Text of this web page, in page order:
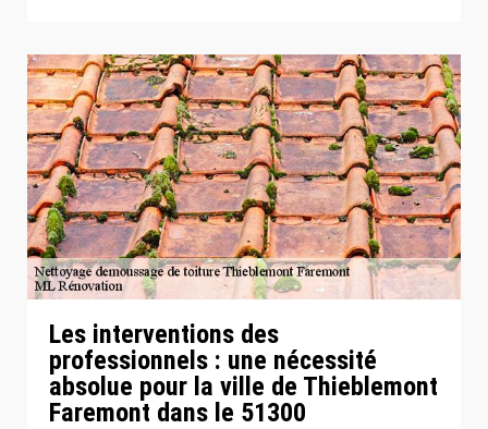
Les interventions des
professionnels : une nécessité
absolue pour la ville de Thieblemont
Faremont dans le 51300